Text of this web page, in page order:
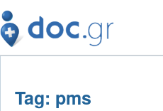
Tag: pms